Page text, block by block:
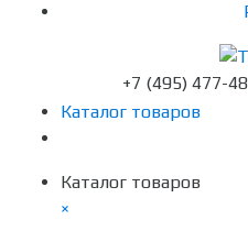
+7 (495) 477-
Каталог товаров
Каталог товаров
×